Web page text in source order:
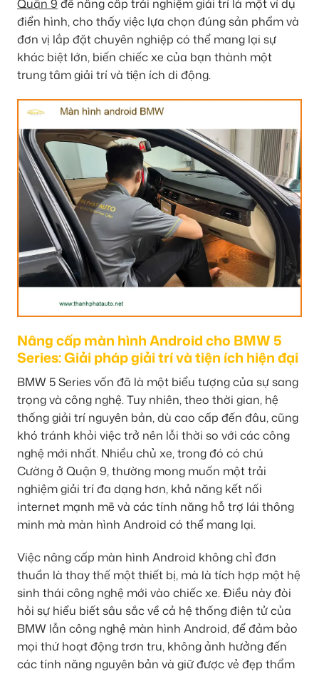
Quận 9 để nâng cấp trải nghiệm giải trí là một ví dụ
điển hình, cho thấy việc lựa chọn đúng sản phẩm và
đơn vị lắp đặt chuyên nghiệp có thể mang lại sự
khác biệt lớn, biến chiếc xe của bạn thành một
trung tâm giải trí và tiện ích di động.
Nâng cấp màn hình Android cho BMW 5
Series: Giải pháp giải trí và tiện ích hiện đại
BMW 5 Series vốn đã là một biểu tượng của sự sang
trọng và công nghệ. Tuy nhiên, theo thời gian, hệ
thống giải trí nguyên bản, dù cao cấp đến đâu, cũng
khó tránh khỏi việc trở nên lỗi thời so với các công
nghệ mới nhất. Nhiều chủ xe, trong đó có chú
Cường ở Quận 9, thường mong muốn một trải
nghiệm giải trí đa dạng hơn, khả năng kết nối
internet mạnh mẽ và các tính năng hỗ trợ lái thông
minh mà màn hình Android có thể mang lại.
Việc nâng cấp màn hình Android không chỉ đơn
thuần là thay thế một thiết bị, mà là tích hợp một hệ
sinh thái công nghệ mới vào chiếc xe. Điều này đòi
hỏi sự hiểu biết sâu sắc về cả hệ thống điện tử của
BMW lẫn công nghệ màn hình Android, để đảm bảo
mọi thứ hoạt động trơn tru, không ảnh hưởng đến
các tính năng nguyên bản và giữ được vẻ đẹp thẩm